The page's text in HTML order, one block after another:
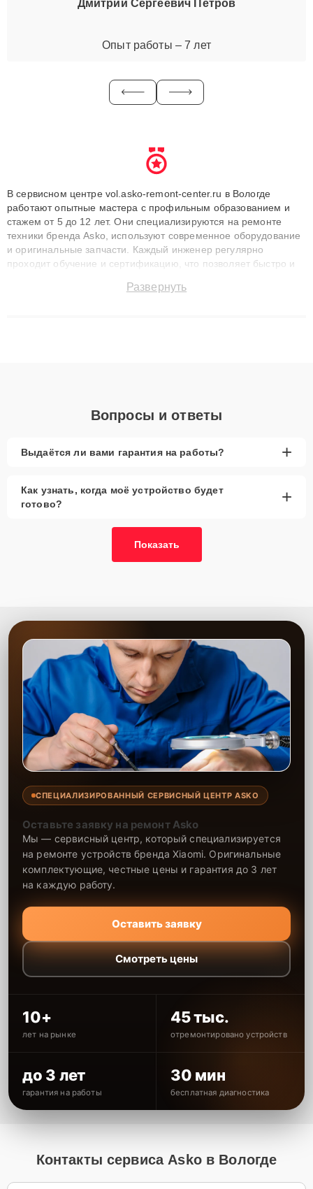
Дмитрий Сергеевич Петров
Опыт работы – 7 лет
В сервисном центре vol.asko-remont-center.ru в Вологде
работают опытные мастера с профильным образованием и
стажем от 5 до 12 лет. Они специализируются на ремонте
техники бренда Asko, используют современное оборудование
и оригинальные запчасти. Каждый инженер регулярно
проходит обучение и сертификацию, что позволяет быстро и
сохранением гарантии до 3 лет. Наши мастера решают
Развернуть
Вопросы и ответы
Выдаётся ли вами гарантия на работы? +
Как узнать, когда моё устройство будет
готово?
+
Показать
СПЕЦИАЛИЗИРОВАННЫЙ СЕРВИСНЫЙ ЦЕНТР ASKO
Оставьте заявку на ремонт Asko
Мы — сервисный центр, который специализируется
на ремонте устройств бренда Xiaomi. Оригинальные
комплектующие, честные цены и гарантия до 3 лет
на каждую работу.
Оставить заявку
Смотреть цены
10+
лет на рынке
45 тыс.
отремонтировано устройств
до 3 лет
гарантия на работы
30 мин
бесплатная диагностика
Контакты сервиса Asko в Вологде